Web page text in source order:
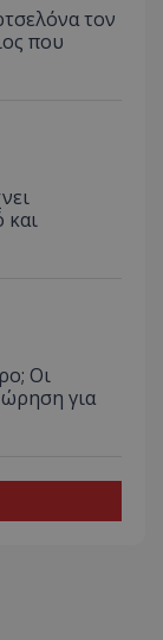
τον
που
και
Οι
για